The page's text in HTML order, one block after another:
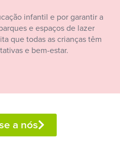
infantil e por garantir a
e espaços de lazer
que todas as crianças têm
e bem-estar.
a nós